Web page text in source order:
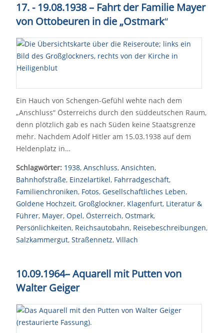
17. - 19.08.1938 – Fahrt der Familie Mayer
von Ottobeuren in die „Ostmark“
Ein Hauch von Schengen-Gefühl wehte nach dem
„Anschluss“ Österreichs durch den süddeutschen Raum,
denn plötzlich gab es nach Süden keine Staatsgrenze
mehr. Nachdem Adolf Hitler am 15.03.1938 auf dem
Heldenplatz in…
Schlagwörter: 1938, Anschluss, Ansichten,
Bahnhofstraße, Einzelartikel, Fahrradgeschäft,
Familienchroniken, Fotos, Gesellschaftliches Leben,
Goldene Hochzeit, Großglockner, Klagenfurt, Literatur &
Führer, Mayer, Opel, Österreich, Ostmark,
Persönlichkeiten, Reichsautobahn, Reisebeschreibungen,
Salzkammergut, Straßennetz, Villach
10.09.1964–Aquarell mit Putten von
Walter Geiger